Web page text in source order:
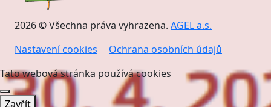
2026 © Všechna práva vyhrazena. AGEL a.s.
Nastavení cookies
Ochrana osobních údajů
Tato webová stránka používá cookies
Zavřít